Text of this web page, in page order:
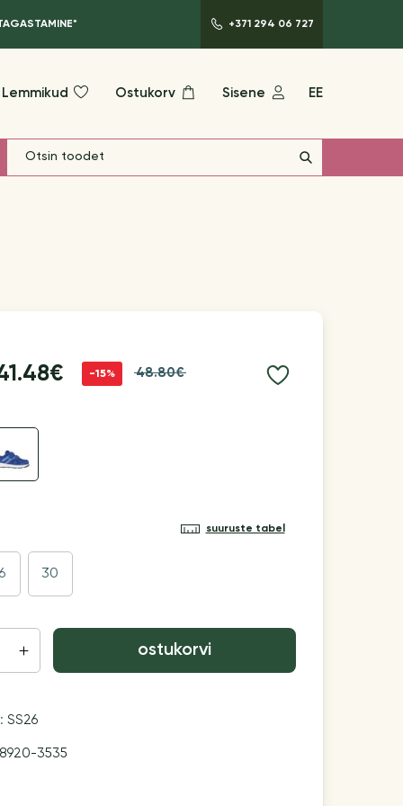
+371 294 06 727
Lemmikud Ostukorv Sisene EE
-15% 48.80€
suuruste tabel
30
ostukorvi
SS26
3535